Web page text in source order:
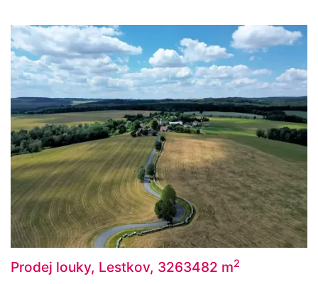
Prodej louky, Lestkov, 3263482 m2